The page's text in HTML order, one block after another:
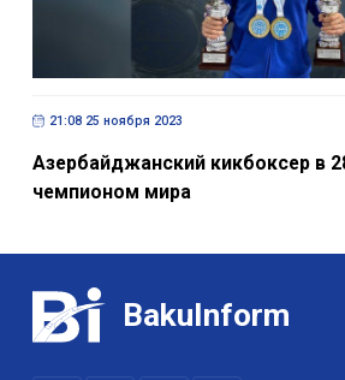
21:08 25 ноября 2023
Азербайджанский кикбоксер в
чемпионом мира
BakuInform